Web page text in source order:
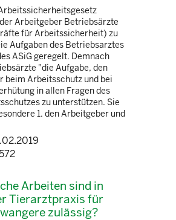
Arbeitgeber Betriebsärzte
für Arbeitssicherheit) zu
Aufgaben des Betriebsarztes
ASiG geregelt. Demnach
"die Aufgabe, den
beim Arbeitsschutz und bei
in allen Fragen des
zu unterstützen. Sie
1. den Arbeitgeber und
Arbeiten sind in
Tierarztpraxis für
zulässig?